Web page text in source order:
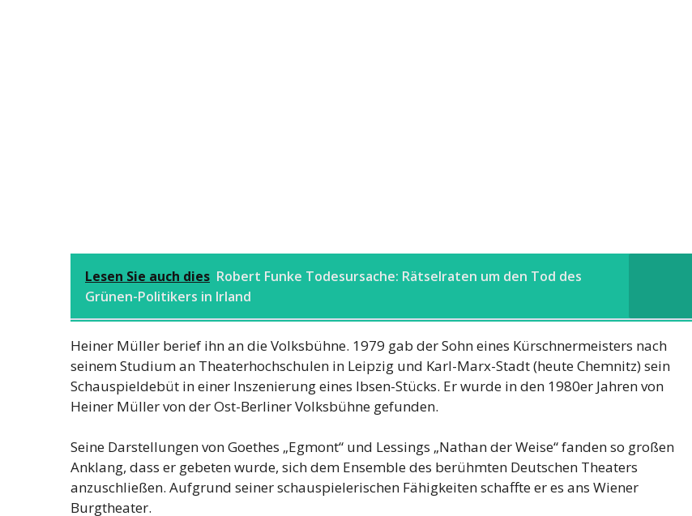
Lesen Sie auch dies Robert Funke Todesursache: Rätselraten um den Tod des
Grünen-Politikers in Irland
Heiner Müller berief ihn an die Volksbühne. 1979 gab der Sohn eines Kürschnermeisters nach
seinem Studium an Theaterhochschulen in Leipzig und Karl-Marx-Stadt (heute Chemnitz) sein
Schauspieldebüt in einer Inszenierung eines Ibsen-Stücks. Er wurde in den 1980er Jahren von
Heiner Müller von der Ost-Berliner Volksbühne gefunden.
Seine Darstellungen von Goethes „Egmont“ und Lessings „Nathan der Weise“ fanden so großen
Anklang, dass er gebeten wurde, sich dem Ensemble des berühmten Deutschen Theaters
anzuschließen. Aufgrund seiner schauspielerischen Fähigkeiten schaffte er es ans Wiener
Burgtheater.